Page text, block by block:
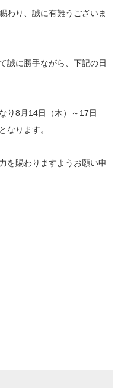
わり、誠に有難うございま
誠に勝手ながら、下記の日
り8月14日（木）～17日
なります。
を賜わりますようお願い申